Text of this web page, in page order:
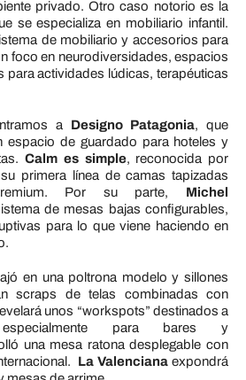
privado. Otro caso notorio es la
se especializa en mobiliario infantil.
de mobiliario y accesorios para
foco en neurodiversidades, espacios
para actividades lúdicas, terapéuticas
a Designo Patagonia, que
espacio de guardado para hoteles y
Calm es simple, reconocida por
primera línea de camas tapizadas
Por su parte, Michel
de mesas bajas configurables,
para lo que viene haciendo en
en una poltrona modelo y sillones
scraps de telas combinadas con
unos “workspots” destinados a
para bares y
una mesa ratona desplegable con
La Valenciana expondrá